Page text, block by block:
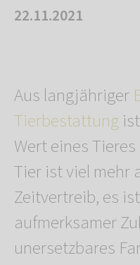
22.11.2021
Aus langjähriger
Tierbestattung
Wert eines
Tier ist viel mehr
Zeitvertreib, es
aufmerksamer
unersetzbares